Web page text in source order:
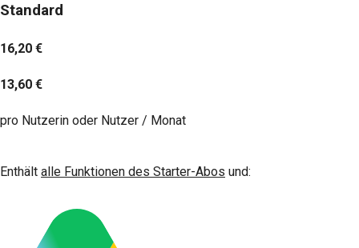
Standard
16,20 €
13,60 €
pro Nutzerin oder Nutzer / Monat
Enthält alle Funktionen des Starter-Abos und: